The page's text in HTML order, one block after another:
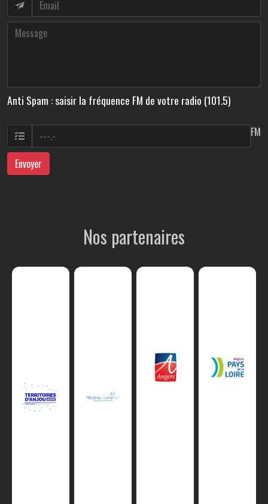
Anti Spam : saisir la fréquence FM de votre radio (101.5)
FM
Envoyer
Nos partenaires